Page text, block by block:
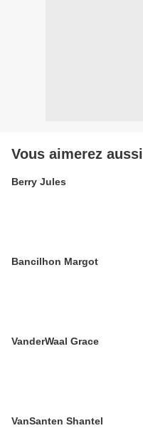
Vous aimerez aussi
Berry Jules
Bancilhon Margot
VanderWaal Grace
VanSanten Shantel